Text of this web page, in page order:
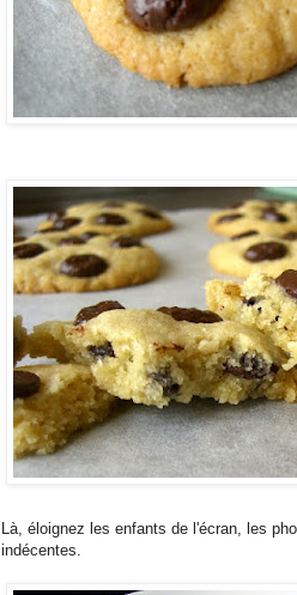
Là, éloignez les enfants de l'écran, les
indécentes.